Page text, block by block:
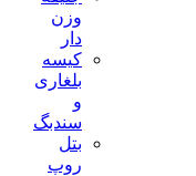
کیسه
بلغاری
سندبگ
بتل